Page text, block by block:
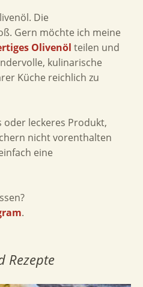
Die
Gern möchte ich meine
Olivenöl teilen und
kulinarische
Küche reichlich zu
leckeres Produkt,
nicht vorenthalten
eine
.
Rezepte